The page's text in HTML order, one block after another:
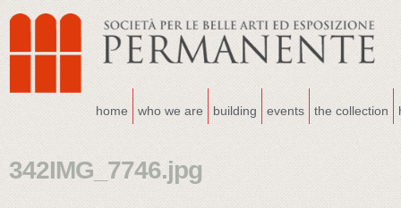
home who we are building events the collection
342IMG_7746.jpg